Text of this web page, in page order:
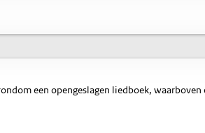
een opengeslagen liedboek, waarboven